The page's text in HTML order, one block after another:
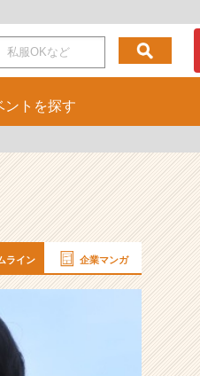
ント を探す
ライン 企業マンガ